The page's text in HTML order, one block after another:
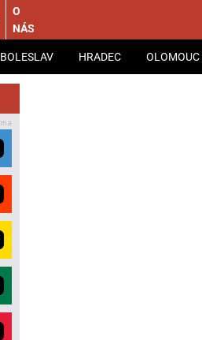
BOLESLAV HRADEC OLOMOUC
O
NÁS